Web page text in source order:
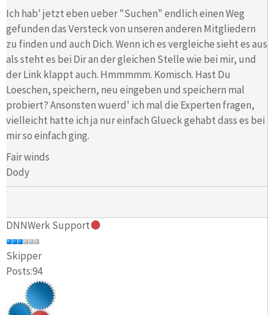
Ich hab' jetzt eben ueber "Suchen" endlich einen Weg
gefunden das Versteck von unseren anderen Mitgliedern
zu finden und auch Dich. Wenn ich es vergleiche sieht es aus
als steht es bei Dir an der gleichen Stelle wie bei mir, und
der Link klappt auch. Hmmmmm. Komisch. Hast Du
Loeschen, speichern, neu eingeben und speichern mal
probiert? Ansonsten wuerd' ich mal die Experten fragen,
vielleicht hatte ich ja nur einfach Glueck gehabt dass es bei
mir so einfach ging.
Fair winds
Dody
DNNWerk Support
Skipper
Posts:94